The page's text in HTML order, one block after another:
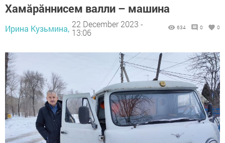
Хамăрăннисем валли – машина
Ирина Кузьмина, 22 December 2023 -
13:06
634 0 0